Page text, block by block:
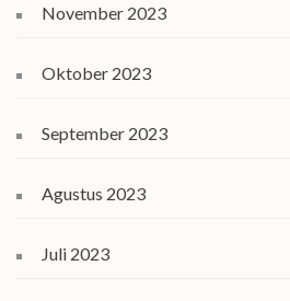
November 2023
Oktober 2023
September 2023
Agustus 2023
Juli 2023